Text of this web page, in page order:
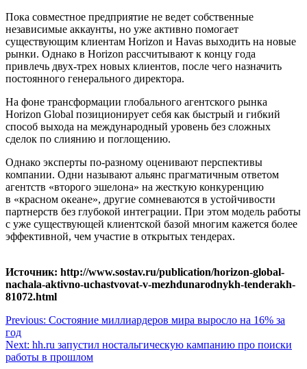
Пока совместное предприятие не ведет собственные
независимые аккаунты, но уже активно помогает
существующим клиентам Horizon и Havas выходить на новые
рынки. Однако в Horizon рассчитывают к концу года
привлечь двух-трех новых клиентов, после чего назначить
постоянного генерального директора.
На фоне трансформации глобального агентского рынка
Horizon Global позиционирует себя как быстрый и гибкий
способ выхода на международный уровень без сложных
сделок по слиянию и поглощению.
Однако эксперты по-разному оценивают перспективы
компании. Одни называют альянс прагматичным ответом
агентств «второго эшелона» на жесткую конкуренцию
в «красном океане», другие сомневаются в устойчивости
партнерств без глубокой интеграции. При этом модель работы
с уже существующей клиентской базой многим кажется более
эффективной, чем участие в открытых тендерах.
Источник: http://www.sostav.ru/publication/horizon-global-
nachala-aktivno-uchastvovat-v-mezhdunarodnykh-tenderakh-
81072.html
Навигация
по
записям
Previous: Состояние миллиардеров мира выросло на 16% за
год
Next: hh.ru запустил ностальгическую кампанию про поиски
работы в прошлом